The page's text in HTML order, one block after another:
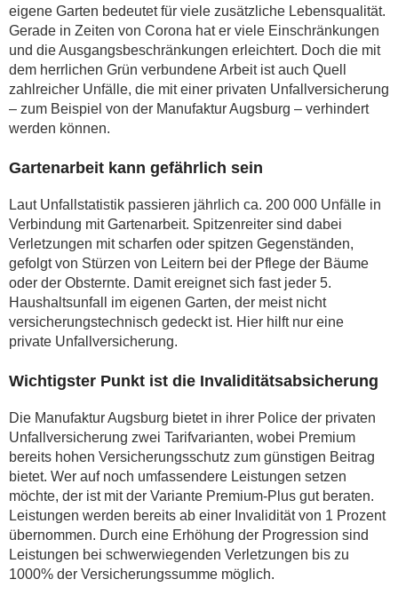
eigene Garten bedeutet für viele zusätzliche Lebensqualität.
Gerade in Zeiten von Corona hat er viele Einschränkungen
und die Ausgangsbeschränkungen erleichtert. Doch die mit
dem herrlichen Grün verbundene Arbeit ist auch Quell
zahlreicher Unfälle, die mit einer privaten Unfallversicherung
– zum Beispiel von der Manufaktur Augsburg – verhindert
werden können.
Gartenarbeit kann gefährlich sein
Laut Unfallstatistik passieren jährlich ca. 200 000 Unfälle in
Verbindung mit Gartenarbeit. Spitzenreiter sind dabei
Verletzungen mit scharfen oder spitzen Gegenständen,
gefolgt von Stürzen von Leitern bei der Pflege der Bäume
oder der Obsternte. Damit ereignet sich fast jeder 5.
Haushaltsunfall im eigenen Garten, der meist nicht
versicherungstechnisch gedeckt ist. Hier hilft nur eine
private Unfallversicherung.
Wichtigster Punkt ist die Invaliditätsabsicherung
Die Manufaktur Augsburg bietet in ihrer Police der privaten
Unfallversicherung zwei Tarifvarianten, wobei Premium
bereits hohen Versicherungsschutz zum günstigen Beitrag
bietet. Wer auf noch umfassendere Leistungen setzen
möchte, der ist mit der Variante Premium-Plus gut beraten.
Leistungen werden bereits ab einer Invalidität von 1 Prozent
übernommen. Durch eine Erhöhung der Progression sind
Leistungen bei schwerwiegenden Verletzungen bis zu
1000% der Versicherungssumme möglich.